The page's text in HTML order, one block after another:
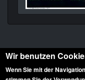
Wir benutzen
Wenn Sie mit der